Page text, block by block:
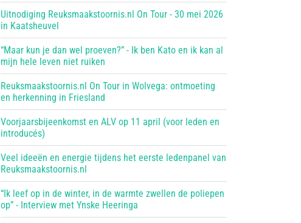
Uitnodiging Reuksmaakstoornis.nl On Tour - 30 mei 2026
in Kaatsheuvel
“Maar kun je dan wel proeven?” - Ik ben Kato en ik kan al
mijn hele leven niet ruiken
Reuksmaakstoornis.nl On Tour in Wolvega: ontmoeting
en herkenning in Friesland
Voorjaarsbijeenkomst en ALV op 11 april (voor leden en
introducés)
Veel ideeën en energie tijdens het eerste ledenpanel van
Reuksmaakstoornis.nl
“Ik leef op in de winter, in de warmte zwellen de poliepen
op” - Interview met Ynske Heeringa